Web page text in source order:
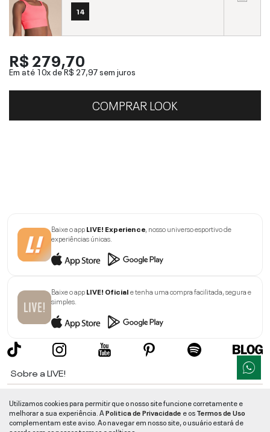
14
R$ 279,70
Em até 10x deR$ 27,97sem juros
COMPRAR LOOK
Baixe o appLIVE! Experience, nosso universo esportivo de
experiências únicas.
Baixe o appLIVE! Oficiale tenha uma compra facilitada, segura e
simples.
Sobre a LIVE!
Informações
Utilizamos cookies para permitir que o nosso site funcione corretamente e
melhorar a sua experiência. APolitica de Privacidade e osTermos de Uso
complementam este aviso. Ao navegar em nosso site, o usuário estará de